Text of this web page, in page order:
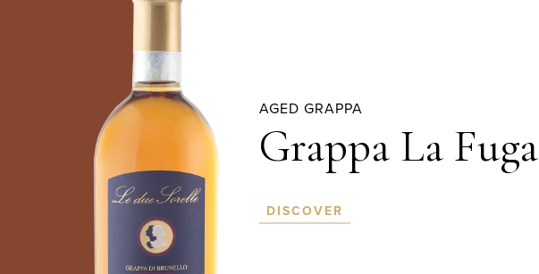
AGED GRAPPA
Grappa La Fuga
DISCOVER